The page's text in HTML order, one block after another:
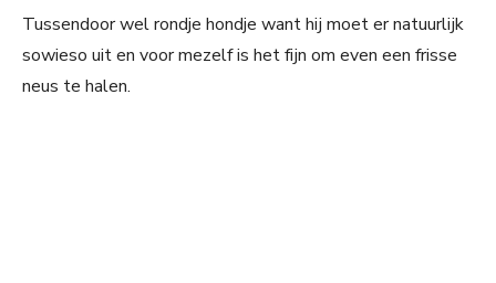
Tussendoor wel rondje hondje want hij moet er natuurlijk
sowieso uit en voor mezelf is het fijn om even een frisse
neus te halen.